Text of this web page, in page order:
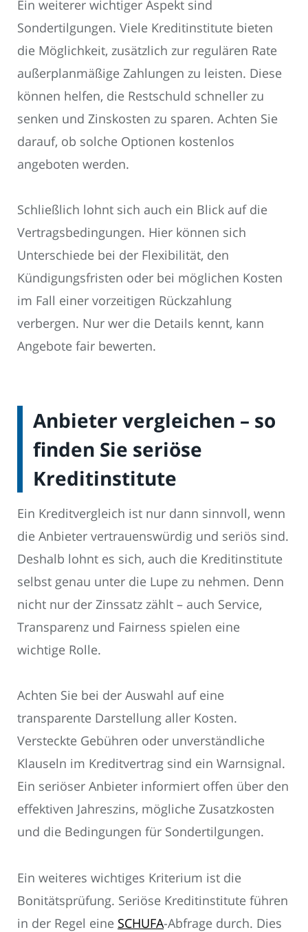
Ein weiterer wichtiger Aspekt sind
Sondertilgungen. Viele Kreditinstitute bieten
die Möglichkeit, zusätzlich zur regulären Rate
außerplanmäßige Zahlungen zu leisten. Diese
können helfen, die Restschuld schneller zu
senken und Zinskosten zu sparen. Achten Sie
darauf, ob solche Optionen kostenlos
angeboten werden.
Schließlich lohnt sich auch ein Blick auf die
Vertragsbedingungen. Hier können sich
Unterschiede bei der Flexibilität, den
Kündigungsfristen oder bei möglichen Kosten
im Fall einer vorzeitigen Rückzahlung
verbergen. Nur wer die Details kennt, kann
Angebote fair bewerten.
Anbieter vergleichen – so
finden Sie seriöse
Kreditinstitute
Ein Kreditvergleich ist nur dann sinnvoll, wenn
die Anbieter vertrauenswürdig und seriös sind.
Deshalb lohnt es sich, auch die Kreditinstitute
selbst genau unter die Lupe zu nehmen. Denn
nicht nur der Zinssatz zählt – auch Service,
Transparenz und Fairness spielen eine
wichtige Rolle.
Achten Sie bei der Auswahl auf eine
transparente Darstellung aller Kosten.
Versteckte Gebühren oder unverständliche
Klauseln im Kreditvertrag sind ein Warnsignal.
Ein seriöser Anbieter informiert offen über den
effektiven Jahreszins, mögliche Zusatzkosten
und die Bedingungen für Sondertilgungen.
Ein weiteres wichtiges Kriterium ist die
Bonitätsprüfung. Seriöse Kreditinstitute führen
in der Regel eine SCHUFA-Abfrage durch. Dies